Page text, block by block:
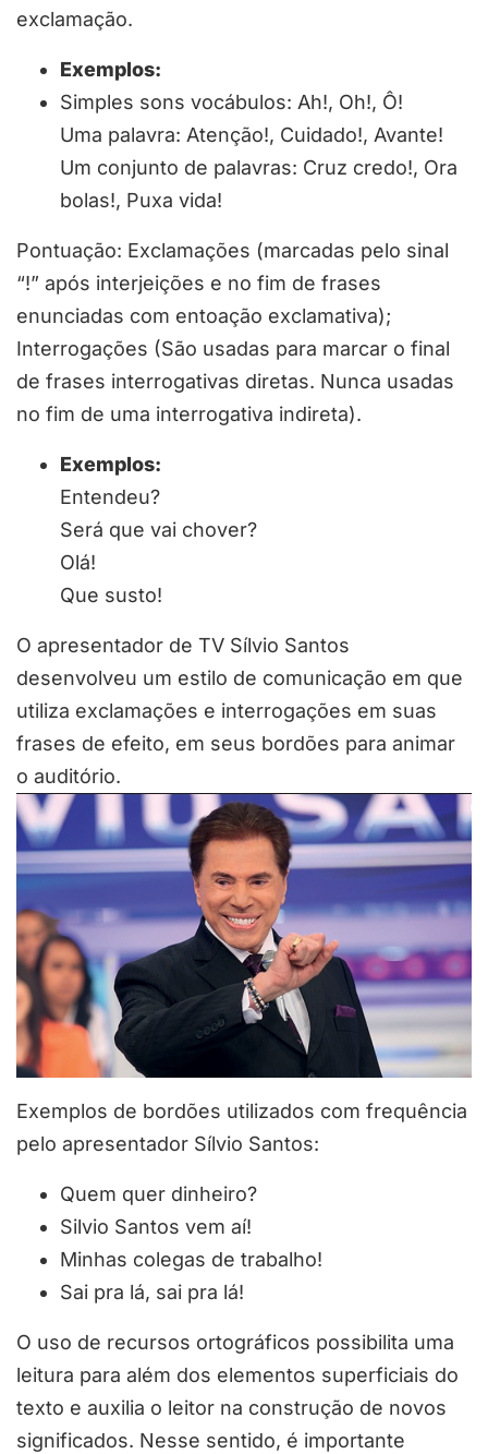
exclamação.
Exemplos:
Simples sons vocábulos: Ah!, Oh!, Ô!
Uma palavra: Atenção!, Cuidado!, Avante!
Um conjunto de palavras: Cruz credo!, Ora
bolas!, Puxa vida!
Pontuação: Exclamações (marcadas pelo sinal
“!” após interjeições e no fim de frases
enunciadas com entoação exclamativa);
Interrogações (São usadas para marcar o final
de frases interrogativas diretas. Nunca usadas
no fim de uma interrogativa indireta).
Exemplos:
Entendeu?
Será que vai chover?
Olá!
Que susto!
O apresentador de TV Sílvio Santos
desenvolveu um estilo de comunicação em que
utiliza exclamações e interrogações em suas
frases de efeito, em seus bordões para animar
o auditório.
Exemplos de bordões utilizados com frequência
pelo apresentador Sílvio Santos:
Quem quer dinheiro?
Silvio Santos vem aí!
Minhas colegas de trabalho!
Sai pra lá, sai pra lá!
O uso de recursos ortográficos possibilita uma
leitura para além dos elementos superficiais do
texto e auxilia o leitor na construção de novos
significados. Nesse sentido, é importante